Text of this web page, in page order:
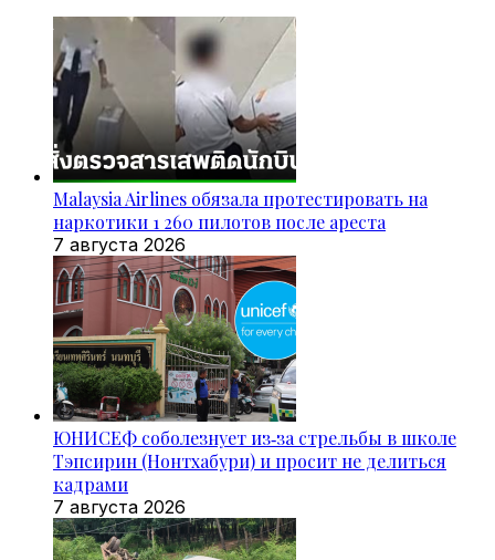
Malaysia Airlines обязала протестировать на
наркотики 1 260 пилотов после ареста
7 августа 2026
ЮНИСЕФ соболезнует из‑за стрельбы в школе
Тэпсирин (Нонтхабури) и просит не делиться
кадрами
7 августа 2026